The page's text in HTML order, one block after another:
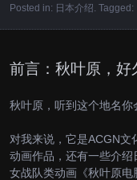
Posted in: 日本介绍. Tagged:
前言：秋叶原，好
秋叶原，听到这个地名你
对我来说，它是ACGN文
动画作品，还有一些介
女战队类动画《秋叶原